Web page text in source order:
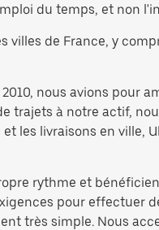
du temps, et non
de France, y
nous avions pour
trajets à notre actif,
les livraisons en ville,
rythme et
pour effectuer
très simple. Nous